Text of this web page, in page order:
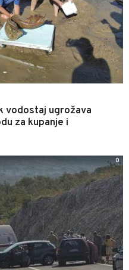
vodostaj ugrožava
za kupanje i
0